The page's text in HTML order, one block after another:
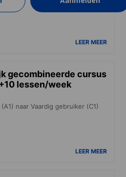
LEER MEER
gecombineerde cursus
lessen/week
naar Vaardig gebruiker (C1)
LEER MEER